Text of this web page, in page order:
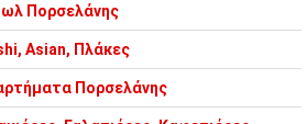
Πορσελάνης
Asian, Πλάκες
Πορσελάνης